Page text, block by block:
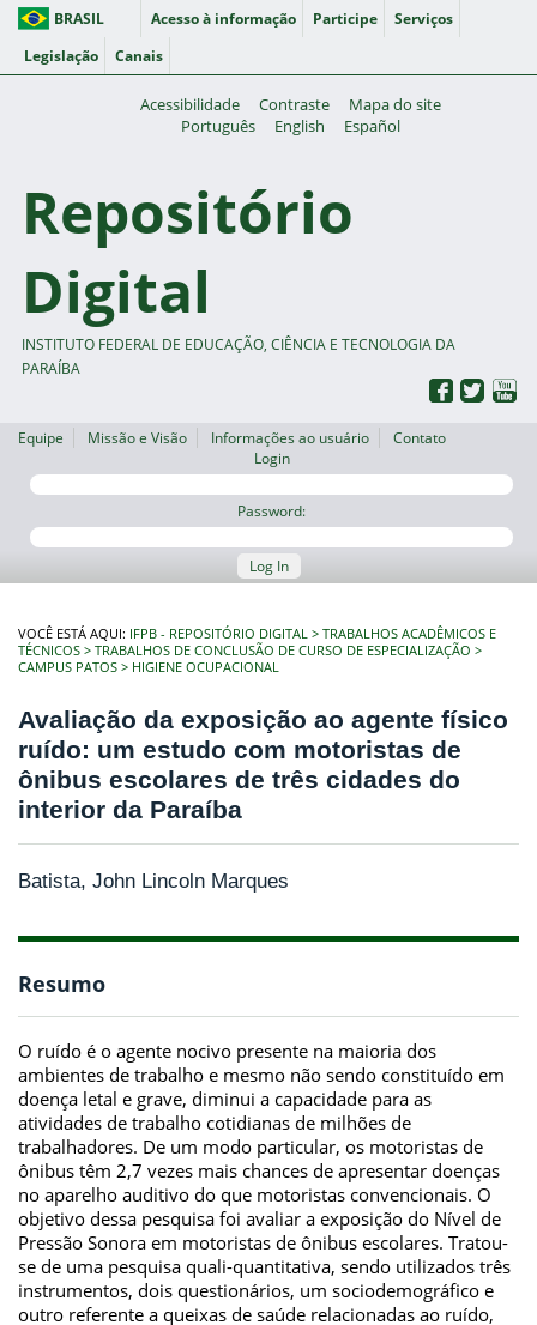
BRASIL Acesso à informação Participe
Serviços
Legislação
Canais
Acessibilidade Contraste
Mapa do site
Português
English Español
Repositório
Digital
INSTITUTO FEDERAL DE EDUCAÇÃO, CIÊNCIA E TECNOLOGIA DA
PARAÍBA
Equipe Missão e Visão Informações ao usuário
Contato
Login
Password:
Log In
VOCÊ ESTÁ AQUI: IFPB - REPOSITÓRIO DIGITAL
TRABALHOS ACADÊMICOS E
TÉCNICOS
TRABALHOS DE CONCLUSÃO DE CURSO DE ESPECIALIZAÇÃO
CAMPUS PATOS
HIGIENE OCUPACIONAL
Avaliação da exposição ao agente físico
ruído: um estudo com motoristas de
ônibus escolares de três cidades do
interior da Paraíba
Batista, John Lincoln Marques
Resumo
O ruído é o agente nocivo presente na maioria dos
ambientes de trabalho e mesmo não sendo constituído em
doença letal e grave, diminui a capacidade para as
atividades de trabalho cotidianas de milhões de
trabalhadores. De um modo particular, os motoristas de
ônibus têm 2,7 vezes mais chances de apresentar doenças
no aparelho auditivo do que motoristas convencionais. O
objetivo dessa pesquisa foi avaliar a exposição do Nível de
Pressão Sonora em motoristas de ônibus escolares. Tratou-
se de uma pesquisa quali-quantitativa, sendo utilizados três
instrumentos, dois questionários, um sociodemográfico e
outro referente a queixas de saúde relacionadas ao ruído,